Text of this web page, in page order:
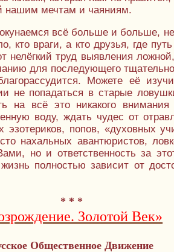
нашим мечтам и чаяниям.
всё больше и больше,
кто враги, а кто друзья, где
нелёгкий труд выявления
для последующего
Можете её
не попадаться в старые
всё это никакого внимания
воду, ждать чудес от
эзотериков, попов, «духовных
нахальных авантюристов,
но и ответственность за
полностью зависит от
* * *
Золотой Век»
Общественное Движение